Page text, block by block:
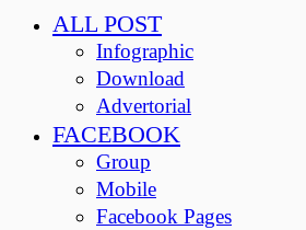
ALL POST
Infographic
Download
Advertorial
FACEBOOK
Group
Mobile
Facebook Pages